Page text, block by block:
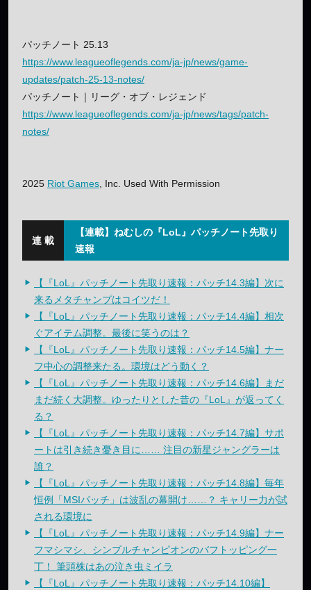
パッチノート 25.13
https://www.leagueoflegends.com/ja-jp/news/game-
updates/patch-25-13-notes/
パッチノート｜リーグ・オブ・レジェンド
https://www.leagueoflegends.com/ja-jp/news/tags/patch-
notes/
2025 Riot Games , Inc. Used With Permission
【連載】ねむしの『LoL』パッチノート先取り
速報
【『LoL』パッチノート先取り速報：パッチ14.3編】次に
来るメタチャンプはコイツだ！
【『LoL』パッチノート先取り速報：パッチ14.4編】相次
ぐアイテム調整。最後に笑うのは？
【『LoL』パッチノート先取り速報：パッチ14.5編】ナー
フ中心の調整来たる。環境はどう動く？
【『LoL』パッチノート先取り速報：パッチ14.6編】まだ
まだ続く大調整。ゆったりとした昔の『LoL』が返ってく
る？
【『LoL』パッチノート先取り速報：パッチ14.7編】サポ
ートは引き続き憂き目に…… 注目の新星ジャングラーは
誰？
【『LoL』パッチノート先取り速報：パッチ14.8編】毎年
恒例「MSIパッチ」は波乱の幕開け……？ キャリー力が試
される環境に
【『LoL』パッチノート先取り速報：パッチ14.9編】ナー
フマシマシ、シンプルチャンピオンのバフトッピング一
丁！ 筆頭株はあの泣き虫ミイラ
【『LoL』パッチノート先取り速報：パッチ14.10編】